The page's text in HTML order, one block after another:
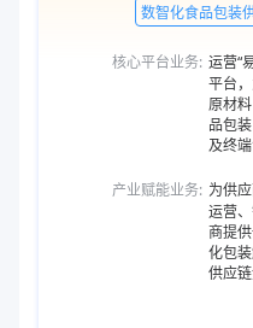
数智化食品包装
核心平台业务: 运营“
平台
原材
品包
及终
产业赋能业务: 为供
运营
商提
化包
供应